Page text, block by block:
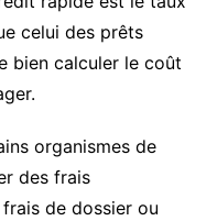
celui des prêts
bien calculer le coût
organismes de
des frais
de dossier ou